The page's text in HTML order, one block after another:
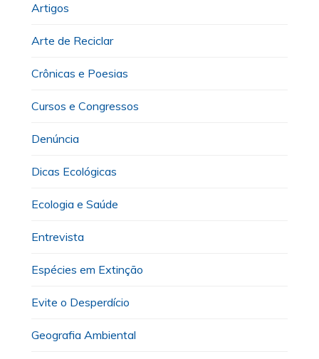
Artigos
Arte de Reciclar
Crônicas e Poesias
Cursos e Congressos
Denúncia
Dicas Ecológicas
Ecologia e Saúde
Entrevista
Espécies em Extinção
Evite o Desperdício
Geografia Ambiental